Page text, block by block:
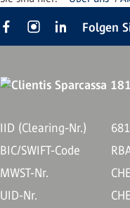
Folgen
IID (Clearing-Nr.)
BIC/SWIFT-Code
MWST-Nr.
UID-Nr.